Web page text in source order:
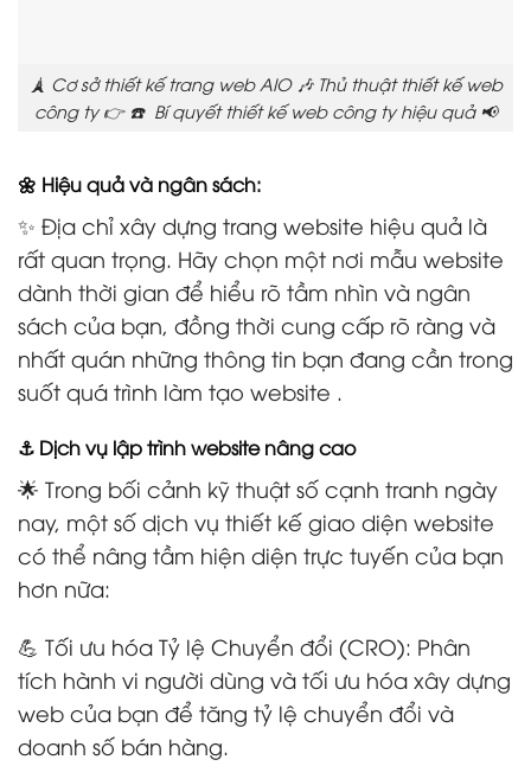
🗼 Cơ sở thiết kế trang web AIO 🎶 Thủ thuật thiết kế web
công ty 👉 ☎️ Bí quyết thiết kế web công ty hiệu quả 📢
🌼 Hiệu quả và ngân sách:
✨ Địa chỉ xây dựng trang website hiệu quả là
rất quan trọng. Hãy chọn một nơi mẫu website
dành thời gian để hiểu rõ tầm nhìn và ngân
sách của bạn, đồng thời cung cấp rõ ràng và
nhất quán những thông tin bạn đang cần trong
suốt quá trình làm tạo website .
⚓ Dịch vụ lập trình website nâng cao
🌟 Trong bối cảnh kỹ thuật số cạnh tranh ngày
nay, một số dịch vụ thiết kế giao diện website
có thể nâng tầm hiện diện trực tuyến của bạn
hơn nữa:
💪 Tối ưu hóa Tỷ lệ Chuyển đổi (CRO): Phân
tích hành vi người dùng và tối ưu hóa xây dựng
web của bạn để tăng tỷ lệ chuyển đổi và
doanh số bán hàng.